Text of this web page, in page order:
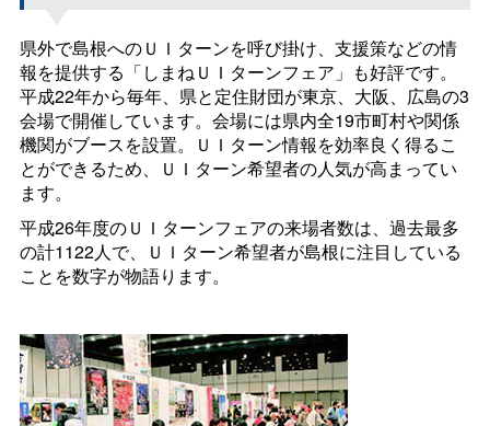
県外で島根へのＵＩターンを呼び掛け、支援策などの情
報を提供する「しまねＵＩターンフェア」も好評です。
平成22年から毎年、県と定住財団が東京、大阪、広島の3
会場で開催しています。会場には県内全19市町村や関係
機関がブースを設置。ＵＩターン情報を効率良く得るこ
とができるため、ＵＩターン希望者の人気が高まってい
ます。
平成26年度のＵＩターンフェアの来場者数は、過去最多
の計1122人で、ＵＩターン希望者が島根に注目している
ことを数字が物語ります。